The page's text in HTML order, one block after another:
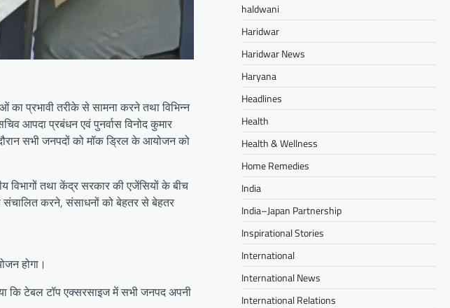
प्रभावी तरीके से सामना करने तथा विभिन्न
आपदा प्रबंधन एवं पुनर्वास विनोद कुमार
सभी जनपदों को मॉक ड्रिल के आयोजन को
विभागों तथा केंद्र सरकार की एजेंसियों के बीच
करने, संसाधनों को बेहतर से बेहतर
होगा।
कि टेबल टॉप एक्सरसाइज में सभी जनपद अपनी
haldwani
Haridwar
Haridwar News
Haryana
Headlines
Health
Health & Wellness
Home Remedies
India
India–Japan Partnership
Inspirational Stories
International
International News
International Relations